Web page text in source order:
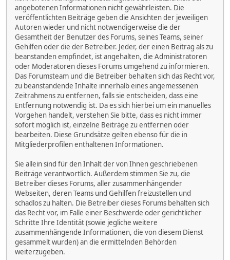
angebotenen Informationen nicht gewährleisten. Die
veröffentlichten Beiträge geben die Ansichten der jeweiligen
Autoren wieder und nicht notwendigerweise die der
Gesamtheit der Benutzer des Forums, seines Teams, seiner
Gehilfen oder die der Betreiber. Jeder, der einen Beitrag als zu
beanstanden empfindet, ist angehalten, die Administratoren
oder Moderatoren dieses Forums umgehend zu informieren.
Das Forumsteam und die Betreiber behalten sich das Recht vor,
zu beanstandende Inhalte innerhalb eines angemessenen
Zeitrahmens zu entfernen, falls sie entscheiden, dass eine
Entfernung notwendig ist. Da es sich hierbei um ein manuelles
Vorgehen handelt, verstehen Sie bitte, dass es nicht immer
sofort möglich ist, einzelne Beiträge zu entfernen oder
bearbeiten. Diese Grundsätze gelten ebenso für die in
Mitgliederprofilen enthaltenen Informationen.
Sie allein sind für den Inhalt der von Ihnen geschriebenen
Beiträge verantwortlich. Außerdem stimmen Sie zu, die
Betreiber dieses Forums, aller zusammenhängender
Webseiten, deren Teams und Gehilfen freizustellen und
schadlos zu halten. Die Betreiber dieses Forums behalten sich
das Recht vor, im Falle einer Beschwerde oder gerichtlicher
Schritte Ihre Identität (sowie jegliche weitere
zusammenhängende Informationen, die von diesem Dienst
gesammelt wurden) an die ermittelnden Behörden
weiterzugeben.